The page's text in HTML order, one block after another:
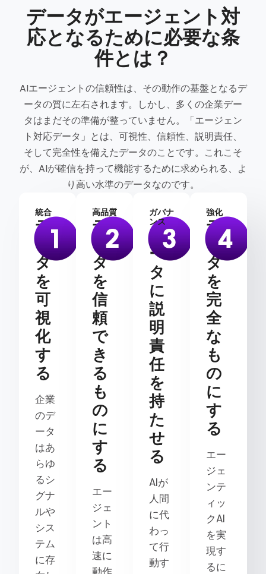
データがエージェント対
応となるために必要な条
件とは？
AIエージェントの信頼性は、その動作の基盤となるデ
ータの質に左右されます。しかし、多くの企業デー
タはまだその準備が整っていません。「エージェン
ト対応データ」とは、可視性、信頼性、説明責任、
そして完全性を備えたデータのことです。これこそ
が、AIが確信を持って機能するために求められる、よ
り高い水準のデータなのです。
統合
デ
ー
タ
を
可
視
化
す
る
企業
のデ
ータ
はあ
らゆ
るシ
グナ
ルや
シス
テム
に存
高品質
デ
ー
タ
を
信
頼
で
き
る
も
の
に
す
る
エー
ジェ
ント
は高
速に
ガバナ
ンス
デ
ー
タ
に
説
明
責
任
を
持
た
せ
る
AIが
人間
に代
わっ
て行
動す
強化
デ
ー
タ
を
完
全
な
も
の
に
す
る
エー
ジェ
ンテ
ィッ
クAI
を実
現す
るに